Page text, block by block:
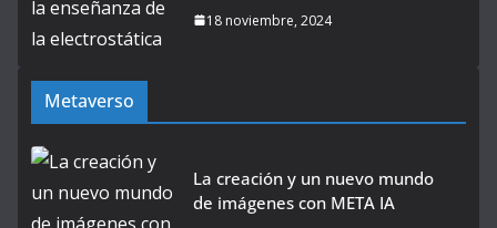
18 noviembre, 2024
Metaverso
La creación y un nuevo mundo
de imágenes con META IA